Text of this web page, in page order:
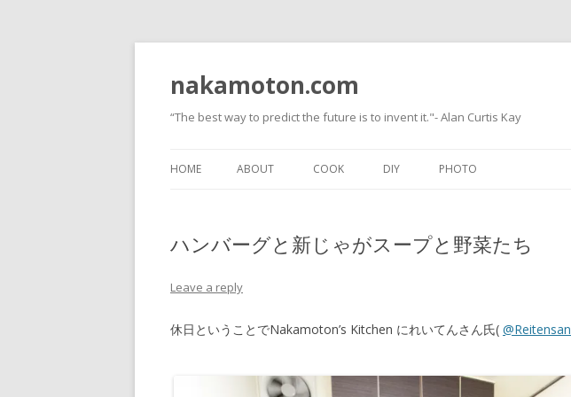
nakamoton.com
“The best way to predict the future is to invent it."- Alan Curtis Kay
HOME ABOUT COOK DIY PHOTO
ハンバーグと新じゃがスープと野菜たち
Leave a reply
休日ということでNakamoton’s Kitchen にれいてんさん氏( @Reitensan